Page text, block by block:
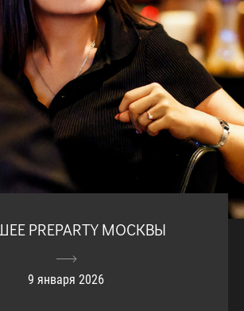
PREPARTY МОСКВЫ
9 января 2026